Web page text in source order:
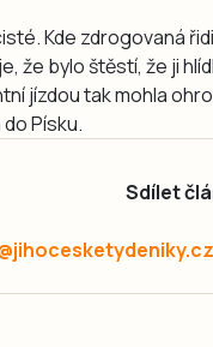
Kde zdrogovaná
že bylo štěstí, že ji
jízdou tak mohla
Písku.
Sdílet